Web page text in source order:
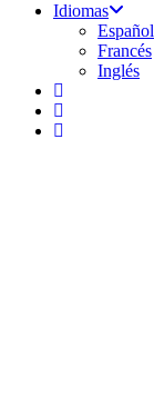
Idiomas
Español
Francés
Inglés